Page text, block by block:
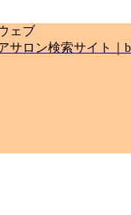
ェブ
サロン検索サイト｜